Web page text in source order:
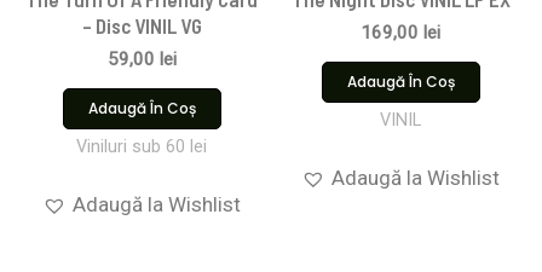
– Disc VINIL VG
59,00 lei
Adaugă În Coș
Viniluri sub 60 lei
Adaugă la Wishlist
169,00 lei
Adaugă În Coș
VINIL
Adaugă la Wishlist